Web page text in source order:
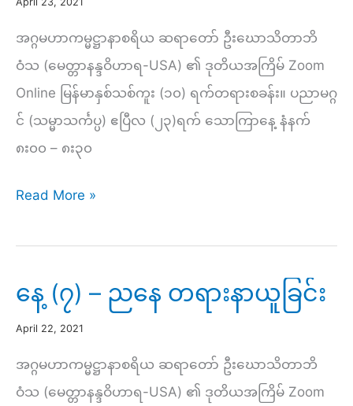
အဂ္ဂမဟာကမ္မဋ္ဌာနာစရိယ ဆရာတော် ဦးဃောသိတာဘိ
ဝံသ (မေတ္တာနန္ဒဝိဟာရ-USA) ၏ ဒုတိယအကြိမ် Zoom
Online မြန်မာနှစ်သစ်ကူး (၁၀) ရက်တရားစခန်း။ ပညာမဂ္ဂ
င် (သမ္မာသင်္ကပ္ပ) ဧပြီလ (၂၃)ရက် သောကြာနေ့ နံနက်
၈း၀၀ – ၈း၃၀
နေ့
–
အလုပ်
ပေး
တရား
–
Read More »
နေ့ (၇) – ညနေ တရားနာယူခြင်း
April 22, 2021
အဂ္ဂမဟာကမ္မဋ္ဌာနာစရိယ ဆရာတော် ဦးဃောသိတာဘိ
ဝံသ (မေတ္တာနန္ဒဝိဟာရ-USA) ၏ ဒုတိယအကြိမ် Zoom